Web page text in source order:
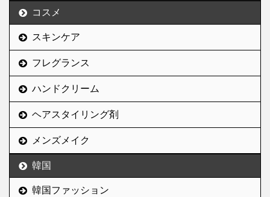
コスメ
スキンケア
フレグランス
ハンドクリーム
ヘアスタイリング剤
メンズメイク
韓国
韓国ファッション